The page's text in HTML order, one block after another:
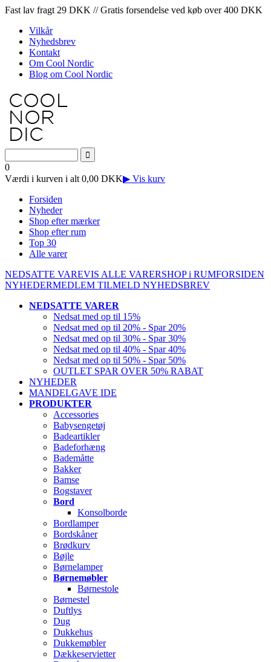
Fast lav fragt 29 DKK // Gratis forsendelse ved køb over 400 DKK
Vilkår
Nyhedsbrev
Kontakt
Om Cool Nordic
Blog om Cool Nordic
0
Værdi i kurven i alt 0,00 DKK▶ Vis kurv
Forsiden
Nyheder
Shop efter mærker
Shop efter rum
Top 30
Alle varer
NEDSATTE VAREVIS ALLE VARERSHOP i RUMFORSIDEN
NYHEDERMEDLEM TILMELD NYHEDSBREV
NEDSATTE VARER
Nedsat med op til 15%
Nedsat med op til 20% - Spar 20%
Nedsat med op til 30% - Spar 30%
Nedsat med op til 40% - Spar 40%
Nedsat med op til 50% - Spar 50%
OUTLET SPAR OVER 50% RABAT
NYHEDER
MANDELGAVE IDE
PRODUKTER
Accessories
Babysengetøj
Badeartikler
Badeforhæng
Bademåtte
Bakker
Bamse
Bogstaver
Bord
Konsolborde
Bordlamper
Bordskåner
Brødkurv
Bøjle
Børnelamper
Børnemøbler
Børnestole
Børnestel
Duftlys
Dug
Dukkehus
Dukkemøbler
Dækkeservietter